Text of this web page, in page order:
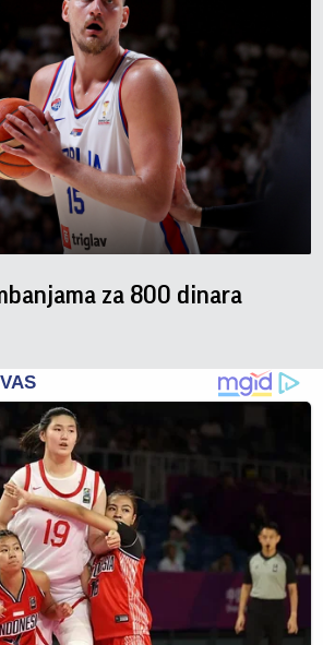
za 800 dinara